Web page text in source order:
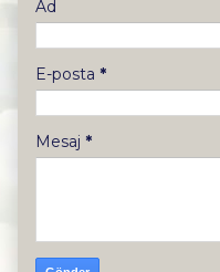
Ad
E-posta *
Mesaj *